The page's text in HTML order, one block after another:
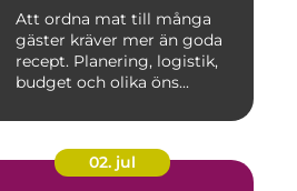
Att ordna mat till många
gäster kräver mer än goda
recept. Planering, logistik,
budget och olika öns...
02. jul